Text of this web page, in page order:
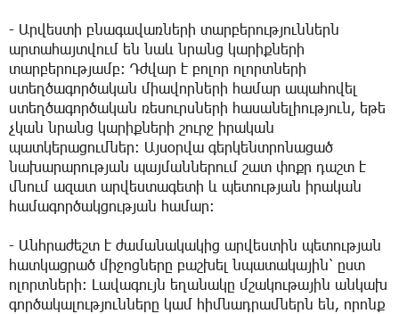
- Արվեստի բնագավառների տարբերություններն
արտահայտվում են նաև նրանց կարիքների
տարբերությամբ։ Դժվար է բոլոր ոլորտների
ստեղծագործական միավորների համար ապահովել
ստեղծագործական ռեսուրսների հասանելիություն, եթե
չկան նրանց կարիքների շուրջ իրական
պատկերացումներ։ Այսօրվա գերկենտրոնացած
նախարարության պայմաններում շատ փոքր դաշտ է
մնում ազատ արվեստագետի և պետության իրական
համագործակցության համար։
- Անհրաժեշտ է ժամանակակից արվեստին պետության
հատկացրած միջոցները բաշխել նպատակային՝ ըստ
ոլորտների։ Լավագույն եղանակը մշակութային անկախ
գործակալությունները կամ հիմնադրամներն են, որոնք